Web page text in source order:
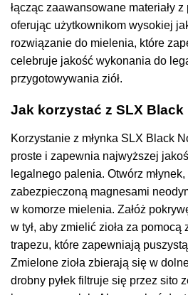
łącząc zaawansowane materiały
oferując użytkownikom wysokiej
rozwiązanie do mielenia, które
celebruje jakość wykonania do
przygotowywania ziół.
Jak korzystać z SLX
Korzystanie z młynka SLX Black
proste i zapewnia najwyższej
legalnego palenia. Otwórz
zabezpieczoną magnesami
w komorze mielenia. Załóż
w tył, aby zmielić zioła za pomocą
trapezu, które zapewniają
Zmielone zioła zbierają się w
drobny pyłek filtruje się przez sito